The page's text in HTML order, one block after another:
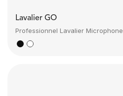
Lavalier GO
Professionnel Lavalier Microphone